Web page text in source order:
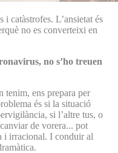
i catàstrofes. L’ansietat és
no es converteixi en
no s’ho treuen
tenim, ens prepara per
és si la situació
si l’altre tus, o
de vorera... pot
i irracional. I conduir al